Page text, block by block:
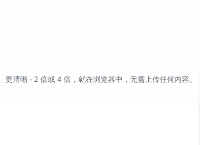
清晰 - 2 倍或 4 倍，就在浏览器中，无需上传任何内容。